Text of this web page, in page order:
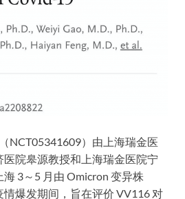
NCT05341609）由上海瑞金医
院皋源教授和上海瑞金医院宁
3～5 月由 Omicron 变异株
情爆发期间，旨在评价 VV116 对